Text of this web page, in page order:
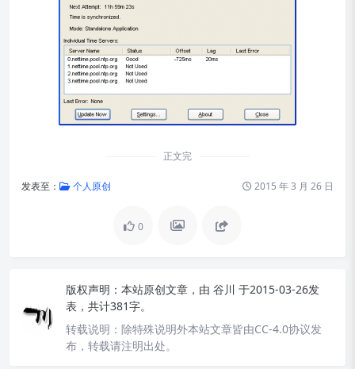
正文完
发表至： 个人原创 2015 年 3 月 26 日
0
版权声明： 本站原创文章，由 谷川 于2015-03-26发
表，共计381字。
转载说明： 除特殊说明外本站文章皆由CC-4.0协议发
布，转载请注明出处。